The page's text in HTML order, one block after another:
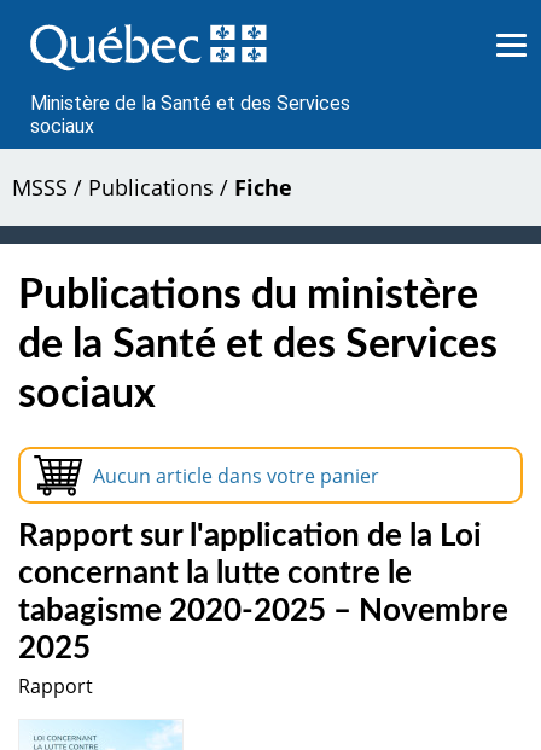
au
contenu
Ministère de la Santé et des Services
sociaux
MSSS / Publications / Fiche
Publications du ministère
de la Santé et des Services
sociaux
Aucun article dans votre panier
Rapport sur l'application de la Loi
concernant la lutte contre le
tabagisme 2020-2025 – Novembre
2025
Rapport